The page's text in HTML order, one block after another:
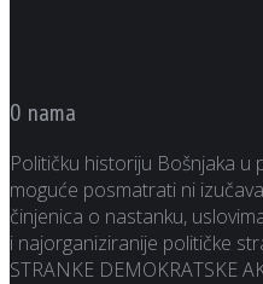
O nama
Političku historiju Bošnjaka u
moguće posmatrati ni
činjenica o nastanku,
i najorganiziranije političke
STRANKE DEMOKRATSKE